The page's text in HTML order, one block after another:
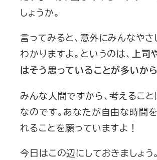
しょうか。
言ってみると、意外にみんなやさ
わかりますよ。というのは、 上司
はそう思っていることが多いから
みんな人間ですから、考えるこ
なのです。あなたが自由な時間
れることを願っていますよ！
今日はこの辺にしておきましょう